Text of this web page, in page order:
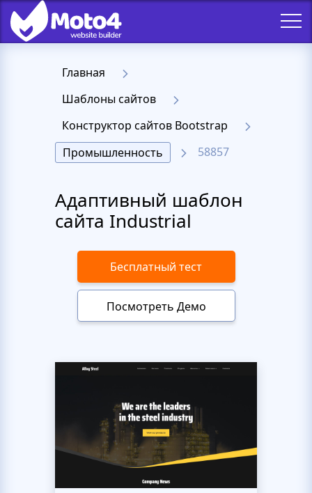
Главная
Шаблоны сайтов
Конструктор сайтов Bootstrap
Промышленность
58857
Адаптивный шаблон
сайта Industrial
Бесплатный тест
Посмотреть Демо